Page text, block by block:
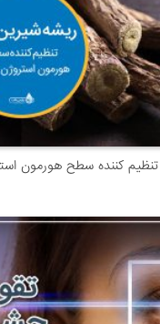
تنظیم کننده سطح هورمون